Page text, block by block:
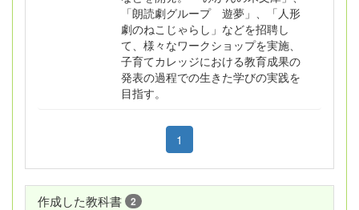
「朗読劇グループ 遊夢」、「人形
劇のねこじゃらし」などを招聘し
て、様々なワークショップを実施、
子育てカレッジにおける教育成果の
発表の過程での生きた学びの実践を
目指す。
1
作成した教科書 2